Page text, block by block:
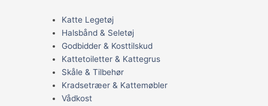
Katte Legetøj
Halsbånd & Seletøj
Godbidder & Kosttilskud
Kattetoiletter & Kattegrus
Skåle & Tilbehør
Kradsetræer & Kattemøbler
Vådkost